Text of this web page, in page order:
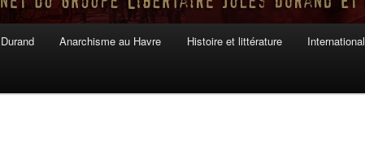
Anarchisme au Havre Histoire et littérature International